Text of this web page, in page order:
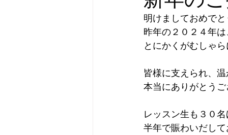
明けましておめで
昨年の２０２４年
とにかくがむしゃ
皆様に支えられ、
本当にありがとう
レッスン生も３０
半年で賑わいだし